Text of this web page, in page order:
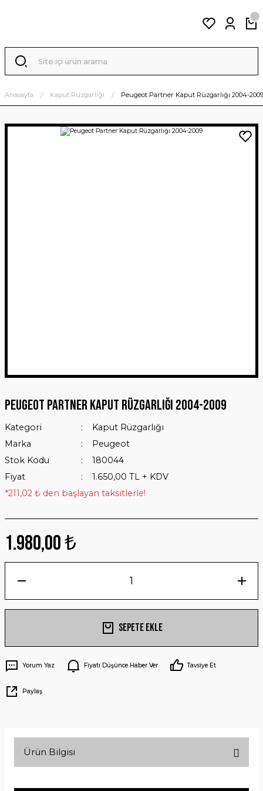
Anasayfa Kaput Rüzgarlığı Peugeot Partner Kaput Rüzgarlığı 2004-2009
Peugeot Partner Kaput Rüzgarlığı 2004-2009
Kategori
Kaput Rüzgarlığı
Marka
Peugeot
Stok Kodu
180044
Fiyat
1.650,00 TL + KDV
*211,02 ₺ den başlayan taksitlerle!
1.980,00 ₺
Sepete Ekle
Yorum Yaz Fiyatı Düşünce Haber Ver Tavsiye Et
Paylaş
Ürün Bilgisi